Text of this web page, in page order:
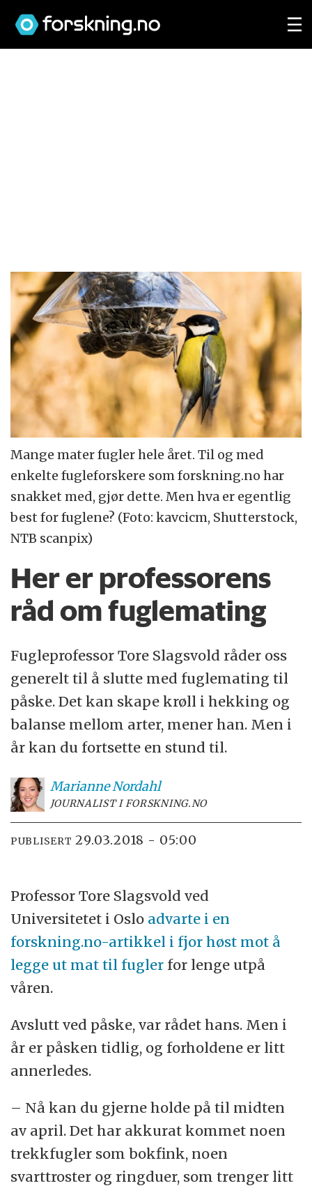
Mange mater fugler hele året. Til og med
enkelte fugleforskere som forskning.no har
snakket med, gjør dette. Men hva er egentlig
best for fuglene? (Foto: kavcicm, Shutterstock,
NTB scanpix)
Her er professorens
råd om fuglemating
Fugleprofessor Tore Slagsvold råder oss
generelt til å slutte med fuglemating til
påske. Det kan skape krøll i hekking og
balanse mellom arter, mener han. Men i
år kan du fortsette en stund til.
MarianneNordahl
JOURNALIST I FORSKNING.NO
PUBLISERT 29.03.2018 - 05:00
Professor Tore Slagsvold ved
Universitetet i Oslo advarte i en
forskning.no-artikkel i fjor høst mot å
legge ut mat til fugler for lenge utpå
våren.
Avslutt ved påske, var rådet hans. Men i
år er påsken tidlig, og forholdene er litt
annerledes.
– Nå kan du gjerne holde på til midten
av april. Det har akkurat kommet noen
trekkfugler som bokfink, noen
svarttroster og ringduer, som trenger litt